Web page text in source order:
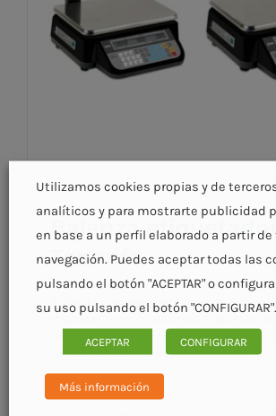
Balanza etiquetadora
Balanza
Tenerife
Categorías:Balanza etiquetadora Tenerife
Balanzas con impresora Tenerife,
etiquetas Tenerife
Tenerife , Balanzas comerciales Tenerife
comercial Tenerife, Balanzas Tenerife
Utilizamos cookies propias y de
analíticos y para mostrarte publicidad
en base a un perfil elaborado a partir
navegación. Puedes aceptar todas las
pulsando el botón "ACEPTAR" o
su uso pulsando el botón "CONFIGURAR".
ACEPTAR CONFIGURAR
Más información